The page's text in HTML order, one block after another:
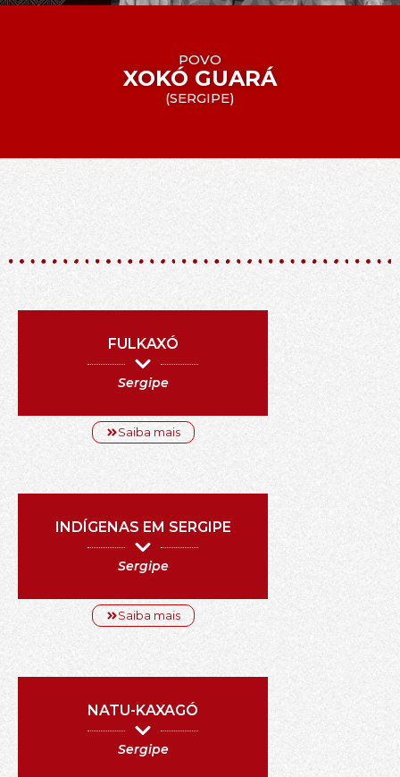
POVO
XOKÓ GUARÁ
(SERGIPE)
FULKAXÓ
Sergipe
Saiba mais
INDÍGENAS EM SERGIPE
Sergipe
Saiba mais
NATU-KAXAGÓ
Sergipe